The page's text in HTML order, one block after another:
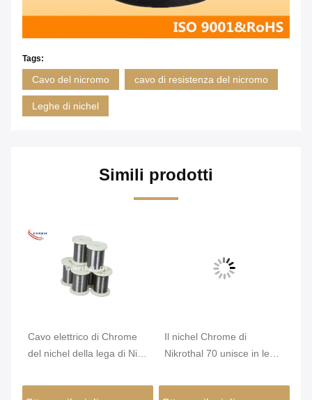
Tags:
Cavo del nicromo cavo di resistenza del nicromo
Leghe di nichel
Simili prodotti
Cavo elettrico di Chrome
del nichel della lega di Nicr
Il nichel Chrome di
Nikrothal 70 unisce in lega
temprato